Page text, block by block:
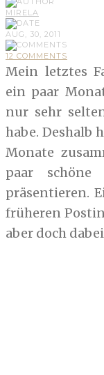
MIRELA
AUG, 30, 2011
12 COMMENTS
Mein letztes
ein paar
nur sehr
habe. Deshalb
Monate
paar schöne
präsentieren.
früheren
aber doch